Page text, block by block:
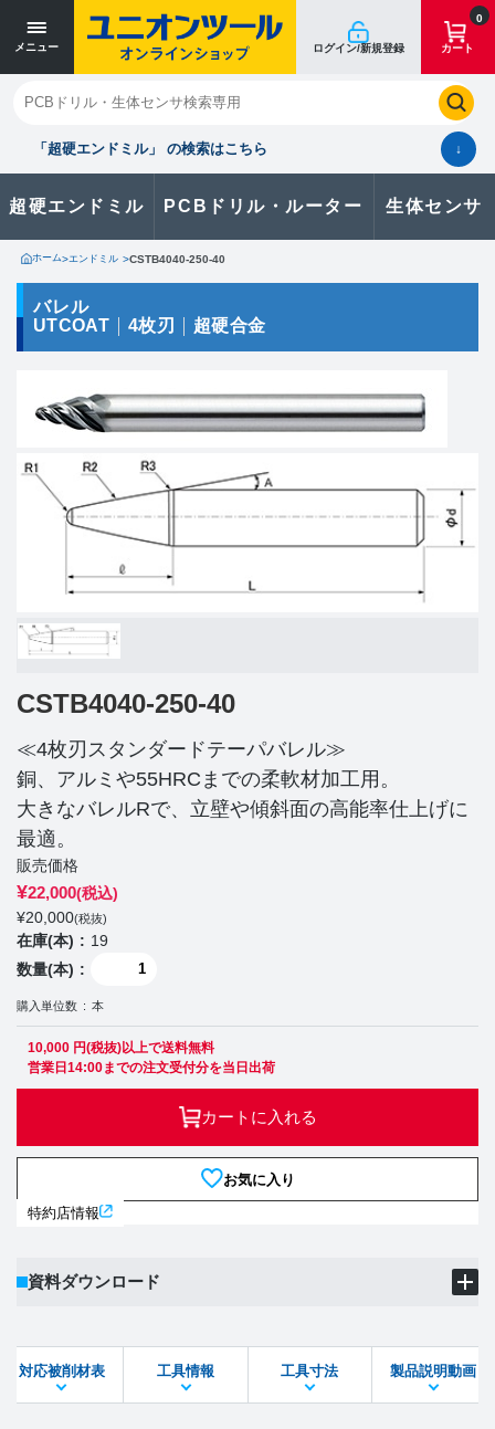
メニュー ログイン/新規登録
0
カート
「超硬エンドミル」 の検索はこちら ↓
超硬エンドミル PCBドリル・ルーター 生体センサ
閉じる
お気に入り クイックオーダー 購入履歴
製品に関するお問い合わせはこちら
カタログ一覧
ホーム>エンドミル >CSTB4040-250-40
バレル
UTCOAT
4枚刃 超硬合金
CSTB4040-250-40
≪4枚刃スタンダードテーパバレル≫
銅、アルミや55HRCまでの柔軟材加工用。
大きなバレルRで、立壁や傾斜面の高能率仕上げに
最適。
販売価格
¥22,000(税込)
¥20,000(税抜)
在庫(本)
19
数量(本)
購入単位数 本
10,000 円(税抜)以上で送料無料
営業日14:00までの注文受付分を当日出荷
カートに入れる
お気に入り
特約店情報
資料ダウンロード
STEPファイル DXFファイル
対応被削材表 工具情報 工具寸法 製品説明動画
寸法単位 [mm]
寸法単位 [mm]